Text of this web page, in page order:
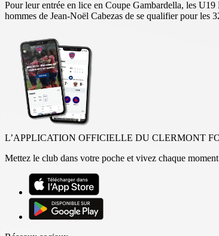
Pour leur entrée en lice en Coupe Gambardella, les
hommes de Jean-Noël Cabezas de se qualifier pour les
L’APPLICATION OFFICIELLE DU CLERMONT
Mettez le club dans votre poche et vivez chaque